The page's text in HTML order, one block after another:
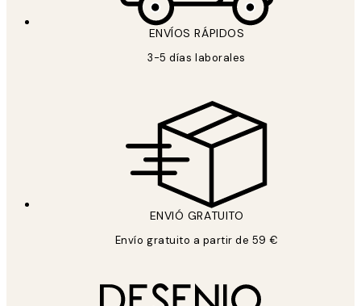
ENVÍOS RÁPIDOS
3-5 días laborales
ENVIÓ GRATUITO
Envío gratuito a partir de 59 €